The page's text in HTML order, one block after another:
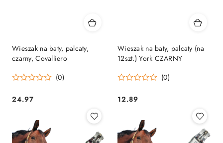
Wieszak na baty, palcaty,
czarny, Covalliero
(0)
Cena:
24.97
Wieszak na baty, palcaty (na
12szt.) York CZARNY
(0)
Cena:
12.89